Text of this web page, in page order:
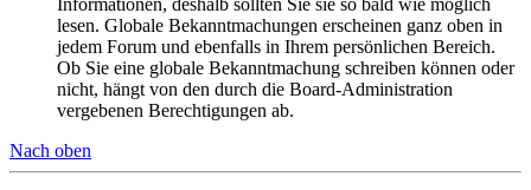
lesen. Globale Bekanntmachungen erscheinen ganz oben in
jedem Forum und ebenfalls in Ihrem persönlichen Bereich.
Ob Sie eine globale Bekanntmachung schreiben können oder
nicht, hängt von den durch die Board-Administration
vergebenen Berechtigungen ab.
Nach oben